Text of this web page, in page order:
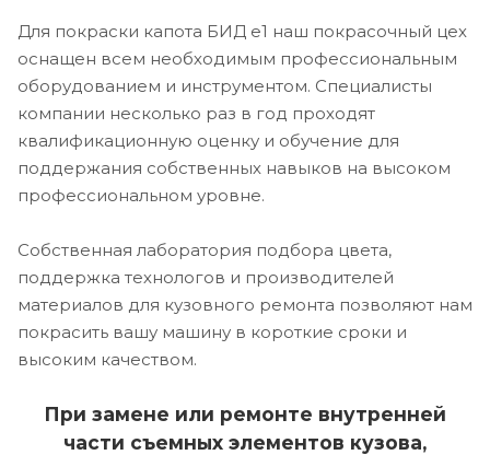
Для покраски капота БИД е1 наш покрасочный цех
оснащен всем необходимым профессиональным
оборудованием и инструментом. Специалисты
компании несколько раз в год проходят
квалификационную оценку и обучение для
поддержания собственных навыков на высоком
профессиональном уровне.
Собственная лаборатория подбора цвета,
поддержка технологов и производителей
материалов для кузовного ремонта позволяют нам
покрасить вашу машину в короткие сроки и
высоким качеством.
При замене или ремонте внутренней
части съемных элементов кузова,